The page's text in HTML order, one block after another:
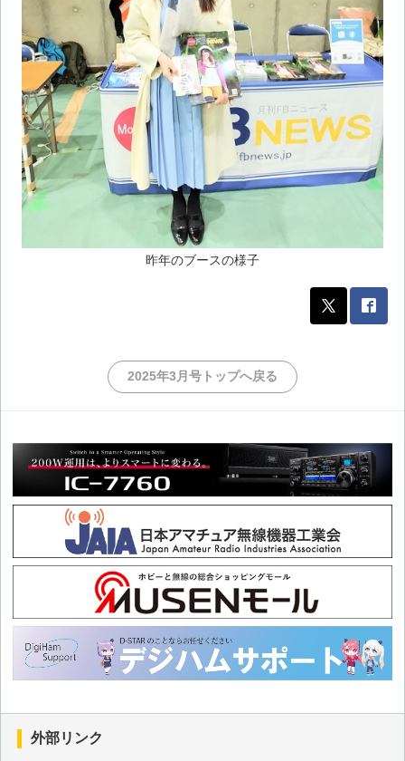
昨年のブースの様子
2025年3月号トップへ戻る
外部リンク